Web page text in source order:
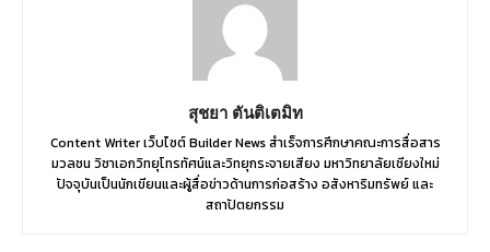
สุชยา ตันติเตมิท
Content Writer เว็บไซต์ Builder News สำเร็จการศึกษาคณะการสื่อสาร
มวลชน วิชาเอกวิทยุโทรทัศน์และวิทยุกระจายเสียง มหาวิทยาลัยเชียงใหม่
ปัจจุบันเป็นนักเขียนและผู้สื่อข่าวด้านการก่อสร้าง อสังหาริมทรัพย์ และ
สถาปัตยกรรม